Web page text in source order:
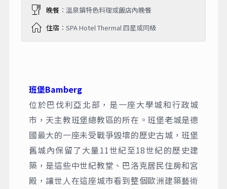
晚餐：溫泉鎮特色料理或飯店內晚餐
住宿 ：SPA Hotel Thermal 四星或同級
班堡Bamberg
位於巴伐利亞北部，是一座大學城和行政城
市，天主教班堡總教區的所在。班堡老城是德
國最大的一座未受戰爭毀壞的歷史古城，班堡
舊城內保留了大量11世紀至18世紀的歷史建
築，是這些中世紀教堂、巴洛克居民住房和宮
殿，讓世人在這座城市看到整個歐洲建築藝術